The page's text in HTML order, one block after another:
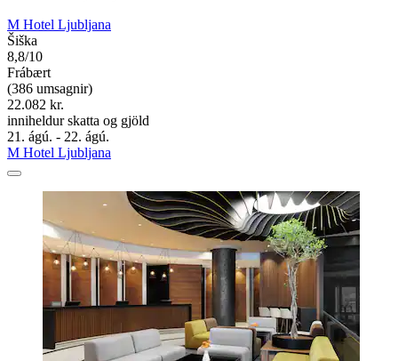
M Hotel Ljubljana
Šiška
8,8/10
Frábært
(386 umsagnir)
22.082 kr.
inniheldur skatta og gjöld
21. ágú. - 22. ágú.
M Hotel Ljubljana